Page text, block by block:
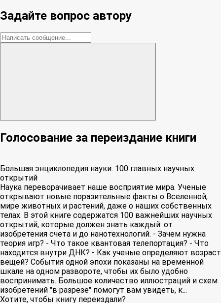
Задайте вопрос автору
Голосование за переиздание книги
Большая энциклопедия науки. 100 главных научных
открытий
Наука переворачивает наше восприятие мира. Ученые
открывают новые поразительные факты о Вселенной,
мире животных и растений, даже о наших собственных
телах. В этой книге содержатся 100 важнейших научных
открытий, которые должен знать каждый: от
изобретения счета и до нанотехнологий. - Зачем нужна
теория игр? - Что такое квантовая телепортация? - Что
находится внутри ДНК? - Как ученые определяют возраст
вещей? События одной эпохи показаны на временной
шкале на одном развороте, чтобы их было удобно
воспринимать. Большое количество иллюстраций и схем
изобретений "в разрезе" помогут вам увидеть, к...
Хотите, чтобы книгу переиздали?